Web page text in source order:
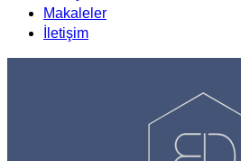
Makaleler
İletişim